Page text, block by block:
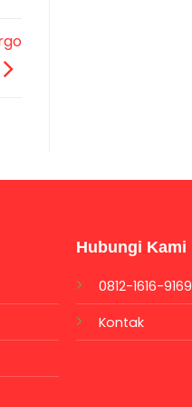
Hubungi Kami
0812-1616-9169
Kontak